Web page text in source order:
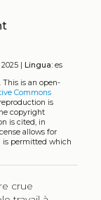
| Lingua:es
This is an open-
Commons
is
copyright
is cited, in
allows for
is permitted which
crue